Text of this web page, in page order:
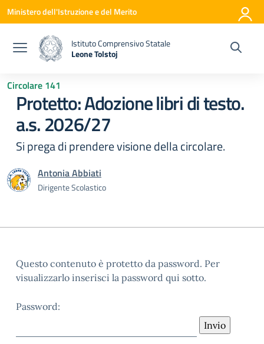
Vai ai contenuti
Vai al menu di navigazione
Vai al footer
Ministero dell'Istruzione e del Merito
Istituto Comprensivo Statale
Leone Tolstoj
Circolare 141
Protetto: Adozione libri di testo.
a.s. 2026/27
Si prega di prendere visione della circolare.
Antonia Abbiati
Dirigente Scolastico
Questo contenuto è protetto da password. Per
visualizzarlo inserisci la password qui sotto.
Password: